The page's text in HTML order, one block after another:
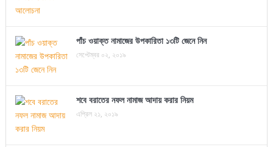
পাঁচ ওয়াক্ত নামাজের উপকারিতা ১৩টি জেনে নিন
সেপ্টেম্বর ০২, ২০১৯
শবে বরাতের নফল নামাজ আদায় করার নিয়ম
এপ্রিল ২১, ২০১৯